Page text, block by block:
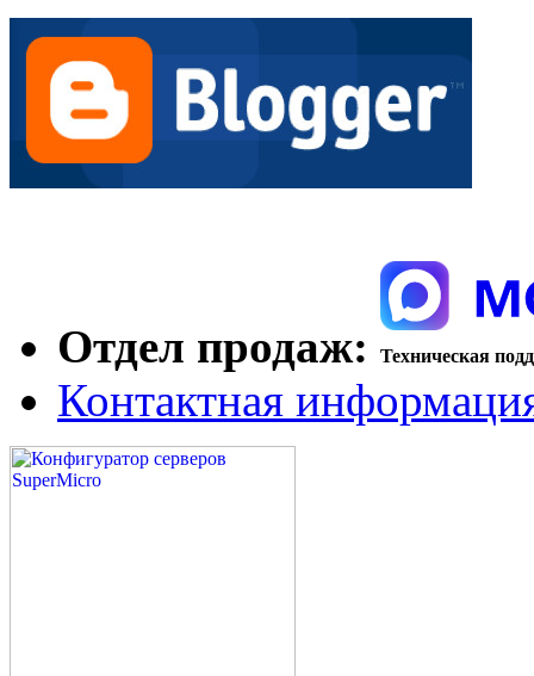
Отдел продаж: Техническая
Контактная